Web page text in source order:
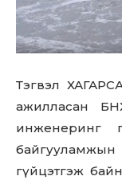
Тэгвэл
ажилласан
инженеринг
гүйцэтгэж